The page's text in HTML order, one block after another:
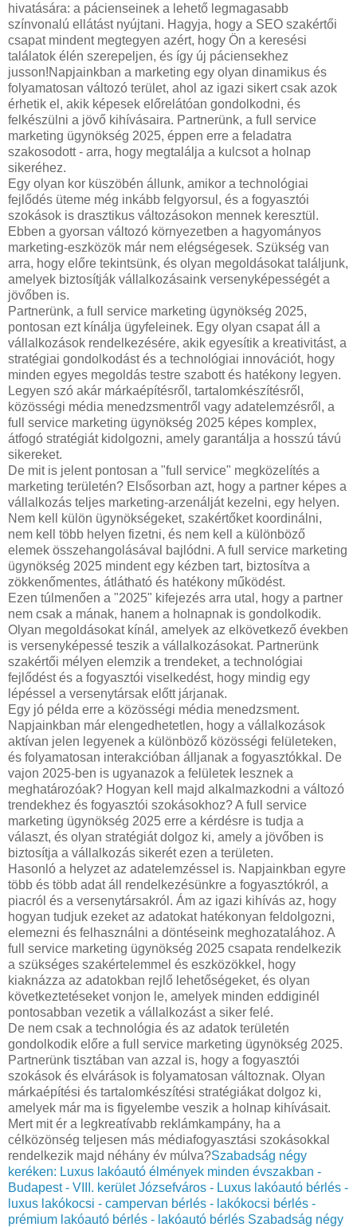
hivatására: a pácienseinek a lehető legmagasabb
színvonalú ellátást nyújtani. Hagyja, hogy a SEO szakértői
csapat mindent megtegyen azért, hogy Ön a keresési
találatok élén szerepeljen, és így új páciensekhez
jusson!Napjainkban a marketing egy olyan dinamikus és
folyamatosan változó terület, ahol az igazi sikert csak azok
érhetik el, akik képesek előrelátóan gondolkodni, és
felkészülni a jövő kihívásaira. Partnerünk, a full service
marketing ügynökség 2025, éppen erre a feladatra
szakosodott - arra, hogy megtalálja a kulcsot a holnap
sikeréhez.
Egy olyan kor küszöbén állunk, amikor a technológiai
fejlődés üteme még inkább felgyorsul, és a fogyasztói
szokások is drasztikus változásokon mennek keresztül.
Ebben a gyorsan változó környezetben a hagyományos
marketing-eszközök már nem elégségesek. Szükség van
arra, hogy előre tekintsünk, és olyan megoldásokat találjunk,
amelyek biztosítják vállalkozásaink versenyképességét a
jövőben is.
Partnerünk, a full service marketing ügynökség 2025,
pontosan ezt kínálja ügyfeleinek. Egy olyan csapat áll a
vállalkozások rendelkezésére, akik egyesítik a kreativitást, a
stratégiai gondolkodást és a technológiai innovációt, hogy
minden egyes megoldás testre szabott és hatékony legyen.
Legyen szó akár márkaépítésről, tartalomkészítésről,
közösségi média menedzsmentről vagy adatelemzésről, a
full service marketing ügynökség 2025 képes komplex,
átfogó stratégiát kidolgozni, amely garantálja a hosszú távú
sikereket.
De mit is jelent pontosan a "full service" megközelítés a
marketing területén? Elsősorban azt, hogy a partner képes a
vállalkozás teljes marketing-arzenálját kezelni, egy helyen.
Nem kell külön ügynökségeket, szakértőket koordinálni,
nem kell több helyen fizetni, és nem kell a különböző
elemek összehangolásával bajlódni. A full service marketing
ügynökség 2025 mindent egy kézben tart, biztosítva a
zökkenőmentes, átlátható és hatékony működést.
Ezen túlmenően a "2025" kifejezés arra utal, hogy a partner
nem csak a mának, hanem a holnapnak is gondolkodik.
Olyan megoldásokat kínál, amelyek az elkövetkező években
is versenyképessé teszik a vállalkozásokat. Partnerünk
szakértői mélyen elemzik a trendeket, a technológiai
fejlődést és a fogyasztói viselkedést, hogy mindig egy
lépéssel a versenytársak előtt járjanak.
Egy jó példa erre a közösségi média menedzsment.
Napjainkban már elengedhetetlen, hogy a vállalkozások
aktívan jelen legyenek a különböző közösségi felületeken,
és folyamatosan interakcióban álljanak a fogyasztókkal. De
vajon 2025-ben is ugyanazok a felületek lesznek a
meghatározóak? Hogyan kell majd alkalmazkodni a változó
trendekhez és fogyasztói szokásokhoz? A full service
marketing ügynökség 2025 erre a kérdésre is tudja a
választ, és olyan stratégiát dolgoz ki, amely a jövőben is
biztosítja a vállalkozás sikerét ezen a területen.
Hasonló a helyzet az adatelemzéssel is. Napjainkban egyre
több és több adat áll rendelkezésünkre a fogyasztókról, a
piacról és a versenytársakról. Ám az igazi kihívás az, hogy
hogyan tudjuk ezeket az adatokat hatékonyan feldolgozni,
elemezni és felhasználni a döntéseink meghozatalához. A
full service marketing ügynökség 2025 csapata rendelkezik
a szükséges szakértelemmel és eszközökkel, hogy
kiaknázza az adatokban rejlő lehetőségeket, és olyan
következtetéseket vonjon le, amelyek minden eddiginél
pontosabban vezetik a vállalkozást a siker felé.
De nem csak a technológia és az adatok területén
gondolkodik előre a full service marketing ügynökség 2025.
Partnerünk tisztában van azzal is, hogy a fogyasztói
szokások és elvárások is folyamatosan változnak. Olyan
márkaépítési és tartalomkészítési stratégiákat dolgoz ki,
amelyek már ma is figyelembe veszik a holnap kihívásait.
Mert mit ér a legkreatívabb reklámkampány, ha a
célközönség teljesen más médiafogyasztási szokásokkal
rendelkezik majd néhány év múlva?Szabadság négy
keréken: Luxus lakóautó élmények minden évszakban -
Budapest - VIII. kerület Józsefváros - Luxus lakóautó bérlés -
luxus lakókocsi - campervan bérlés - lakókocsi bérlés -
prémium lakóautó bérlés - lakóautó bérlés Szabadság négy